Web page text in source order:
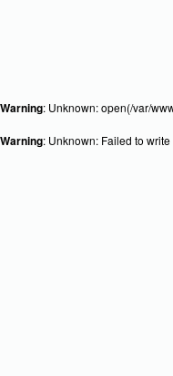
Warning: Unknown: open(/var/
Warning: Unknown: Failed to